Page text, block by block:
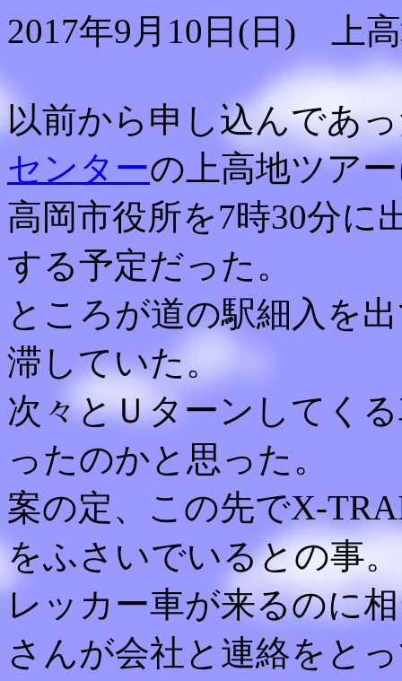
2017年9月10日(日) 上
以前から申し込んであ
センターの上高地ツア
高岡市役所を7時30分に
する予定だった。
ところが道の駅細入を
滞していた。
次々とＵターンしてく
ったのかと思った。
案の定、この先でX-
をふさいでいるとの事。
レッカー車が来るのに
さんが会社と連絡をと